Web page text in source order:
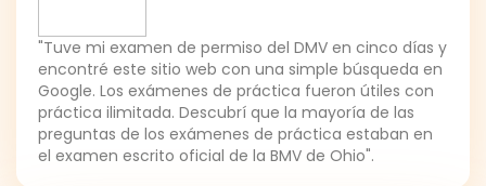
"Tuve mi examen de permiso del DMV en cinco días y
encontré este sitio web con una simple búsqueda en
Google. Los exámenes de práctica fueron útiles con
práctica ilimitada. Descubrí que la mayoría de las
preguntas de los exámenes de práctica estaban en
el examen escrito oficial de la BMV de Ohio".